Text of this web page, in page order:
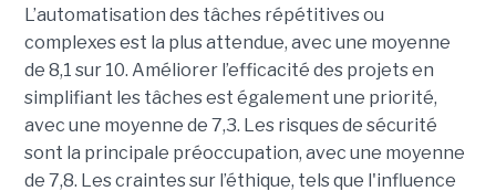
L’automatisation des tâches répétitives ou
complexes est la plus attendue, avec une moyenne
de 8,1 sur 10. Améliorer l’efficacité des projets en
simplifiant les tâches est également une priorité,
avec une moyenne de 7,3. Les risques de sécurité
sont la principale préoccupation, avec une moyenne
de 7,8. Les craintes sur l’éthique, tels que l'influence